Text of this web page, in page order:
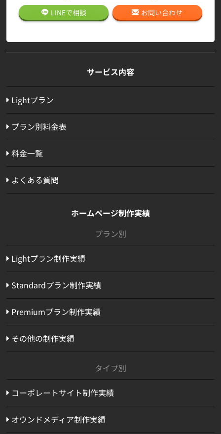
LINEで相談 お問い合わせ
サービス内容
Lightプラン
プラン別料金表
料金一覧
よくある質問
ホームページ制作実績
プラン別
Lightプラン制作実績
Standardプラン制作実績
Premiumプラン制作実績
その他の制作実績
タイプ別
コーポレートサイト制作実績
オウンドメディア制作実績